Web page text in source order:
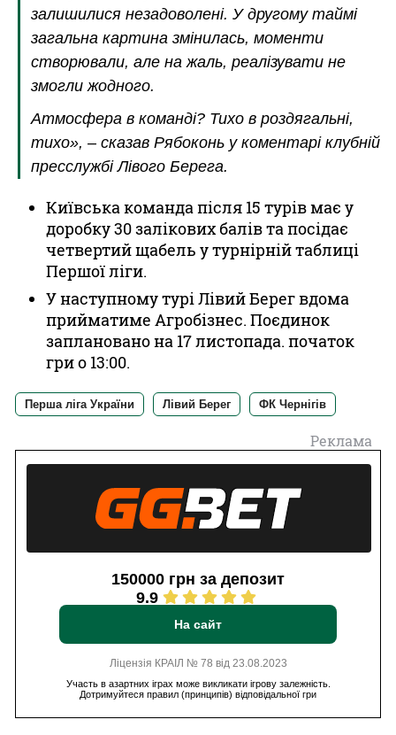
залишилися незадоволені. У другому таймі
загальна картина змінилась, моменти
створювали, але на жаль, реалізувати не
змогли жодного.
Атмосфера в команді? Тихо в роздягальні,
тихо», – сказав Рябоконь у коментарі клубній
пресслужбі Лівого Берега.
Київська команда після 15 турів має у
доробку 30 залікових балів та посідає
четвертий щабель у турнірній таблиці
Першої ліги.
У наступному турі Лівий Берег вдома
прийматиме Агробізнес. Поєдинок
заплановано на 17 листопада. початок
гри о 13:00.
Перша ліга України Лівий Берег ФК Чернігів
Реклама
150000 грн за депозит
9.9
На сайт
Ліцензія КРАІЛ № 78 від 23.08.2023
Участь в азартних іграх може викликати ігрову залежність.
Дотримуйтеся правил (принципів) відповідальної гри